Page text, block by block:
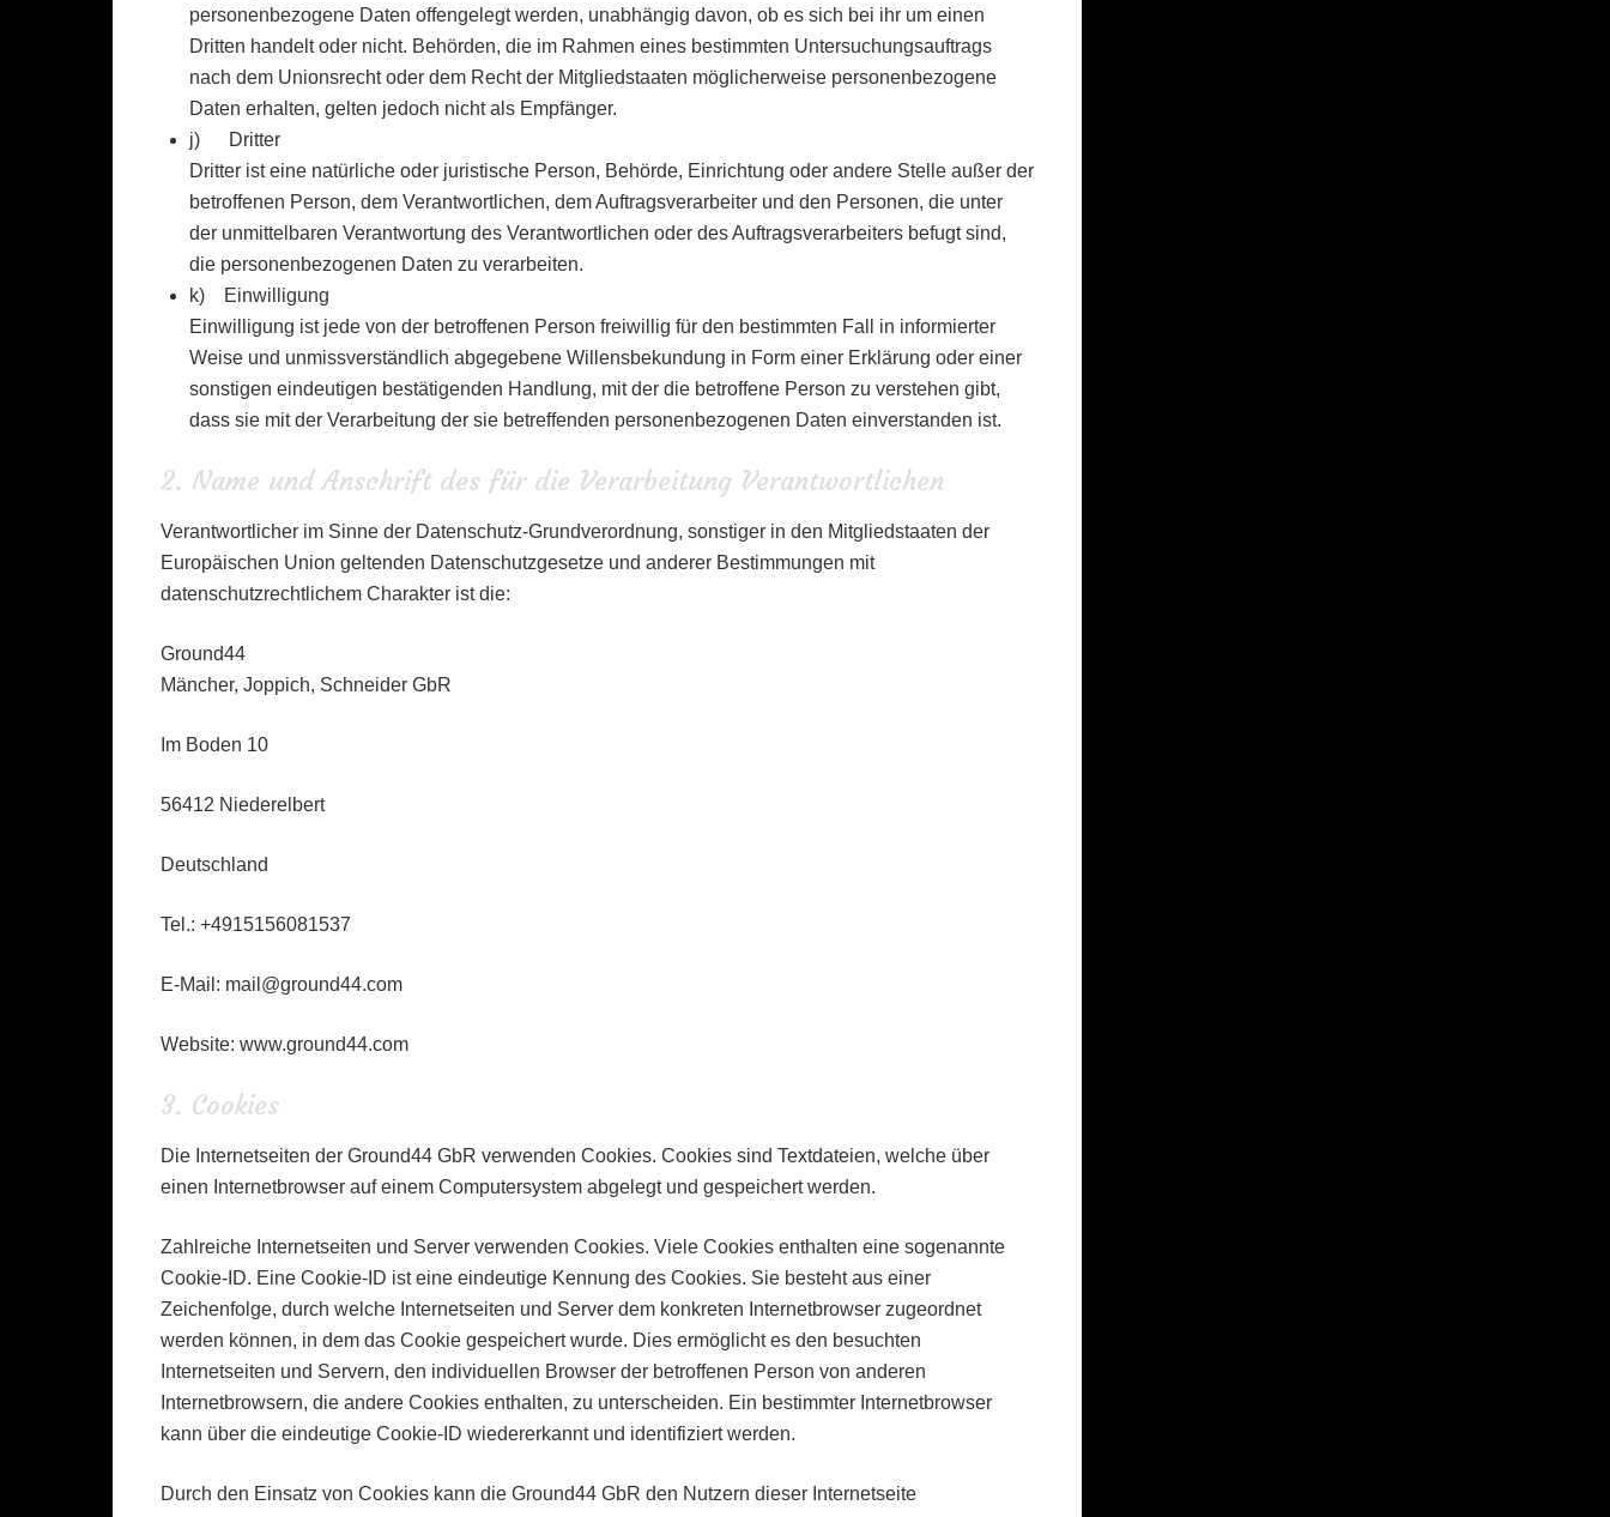
personenbezogene Daten offengelegt werden, unabhängig davon, ob es sich bei ihr um einen
Dritten handelt oder nicht. Behörden, die im Rahmen eines bestimmten Untersuchungsauftrags
nach dem Unionsrecht oder dem Recht der Mitgliedstaaten möglicherweise personenbezogene
Daten erhalten, gelten jedoch nicht als Empfänger.
j) Dritter
Dritter ist eine natürliche oder juristische Person, Behörde, Einrichtung oder andere Stelle außer der
betroffenen Person, dem Verantwortlichen, dem Auftragsverarbeiter und den Personen, die unter
der unmittelbaren Verantwortung des Verantwortlichen oder des Auftragsverarbeiters befugt sind,
die personenbezogenen Daten zu verarbeiten.
k) Einwilligung
Einwilligung ist jede von der betroffenen Person freiwillig für den bestimmten Fall in informierter
Weise und unmissverständlich abgegebene Willensbekundung in Form einer Erklärung oder einer
sonstigen eindeutigen bestätigenden Handlung, mit der die betroffene Person zu verstehen gibt,
dass sie mit der Verarbeitung der sie betreffenden personenbezogenen Daten einverstanden ist.
2. Name und Anschrift des für die Verarbeitung Verantwortlichen
Verantwortlicher im Sinne der Datenschutz-Grundverordnung, sonstiger in den Mitgliedstaaten der
Europäischen Union geltenden Datenschutzgesetze und anderer Bestimmungen mit
datenschutzrechtlichem Charakter ist die:
Ground44
Mäncher, Joppich, Schneider GbR
Im Boden 10
56412 Niederelbert
Deutschland
Tel.: +4915156081537
E-Mail: mail@ground44.com
Website: www.ground44.com
3. Cookies
Die Internetseiten der Ground44 GbR verwenden Cookies. Cookies sind Textdateien, welche über
einen Internetbrowser auf einem Computersystem abgelegt und gespeichert werden.
Zahlreiche Internetseiten und Server verwenden Cookies. Viele Cookies enthalten eine sogenannte
Cookie-ID. Eine Cookie-ID ist eine eindeutige Kennung des Cookies. Sie besteht aus einer
Zeichenfolge, durch welche Internetseiten und Server dem konkreten Internetbrowser zugeordnet
werden können, in dem das Cookie gespeichert wurde. Dies ermöglicht es den besuchten
Internetseiten und Servern, den individuellen Browser der betroffenen Person von anderen
Internetbrowsern, die andere Cookies enthalten, zu unterscheiden. Ein bestimmter Internetbrowser
kann über die eindeutige Cookie-ID wiedererkannt und identifiziert werden.
Durch den Einsatz von Cookies kann die Ground44 GbR den Nutzern dieser Internetseite